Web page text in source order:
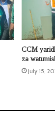
CCM
za
July 15,